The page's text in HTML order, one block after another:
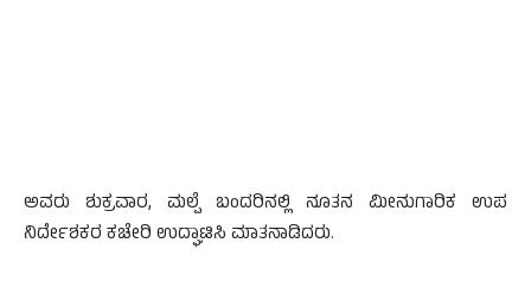
ಅವರು ಶುಕ್ರವಾರ, ಮಲ್ಪೆ ಬಂದರಿನಲ್ಲಿ ನೂತನ ಮೀನುಗಾರಿಕ ಉಪ
ನಿರ್ದೇಶಕರ ಕಚೇರಿ ಉದ್ಘಾಟಿಸಿ ಮಾತನಾಡಿದರು.